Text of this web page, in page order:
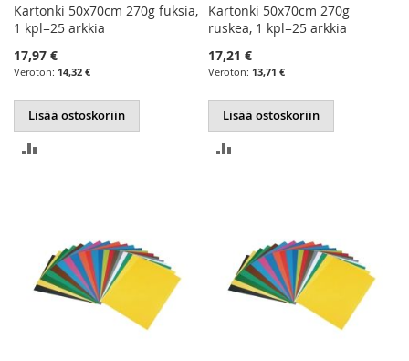
Kartonki 50x70cm 270g fuksia,
1 kpl=25 arkkia
17,97 €
14,32 €
Lisää ostoskoriin
Kartonki 50x70cm 270g
ruskea, 1 kpl=25 arkkia
17,21 €
13,71 €
Lisää ostoskoriin